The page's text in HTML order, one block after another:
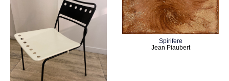
Spirifere
Jean Piaubert